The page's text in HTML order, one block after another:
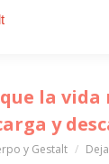
la vida
y
y Gestalt